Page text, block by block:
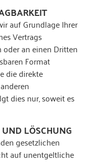
auf Grundlage Ihrer
Vertrags
an einen Dritten
Format
die direkte
dies nur, soweit es
LÖSCHUNG
gesetzlichen
auf unentgeltliche